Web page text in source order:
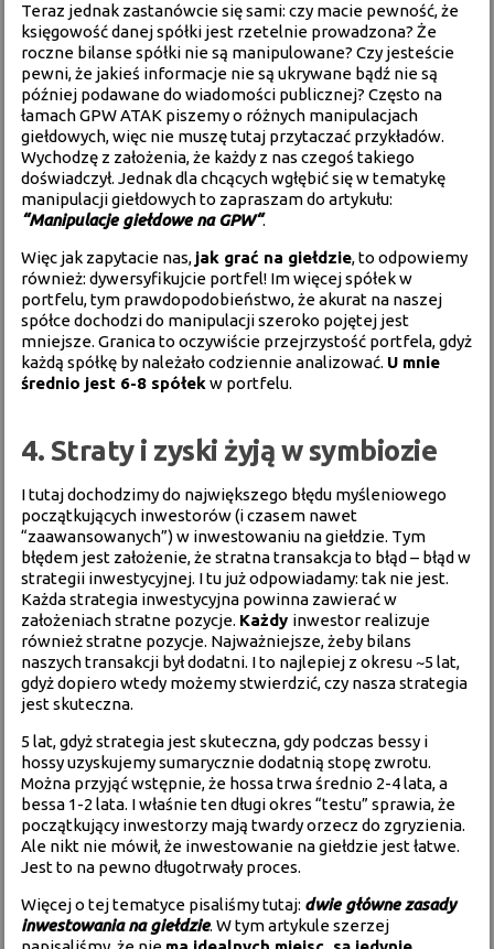
Teraz jednak zastanówcie się sami: czy macie pewność, że
księgowość danej spółki jest rzetelnie prowadzona? Że
roczne bilanse spółki nie są manipulowane? Czy jesteście
pewni, że jakieś informacje nie są ukrywane bądź nie są
później podawane do wiadomości publicznej? Często na
łamach GPW ATAK piszemy o różnych manipulacjach
giełdowych, więc nie muszę tutaj przytaczać przykładów.
Wychodzę z założenia, że każdy z nas czegoś takiego
doświadczył. Jednak dla chcących wgłębić się w tematykę
manipulacji giełdowych to zapraszam do artykułu:
“Manipulacje giełdowe na GPW“.
Więc jak zapytacie nas, jak grać na giełdzie, to odpowiemy
również: dywersyfikujcie portfel! Im więcej spółek w
portfelu, tym prawdopodobieństwo, że akurat na naszej
spółce dochodzi do manipulacji szeroko pojętej jest
mniejsze. Granica to oczywiście przejrzystość portfela, gdyż
każdą spółkę by należało codziennie analizować. U mnie
średnio jest 6-8 spółekw portfelu.
4. Straty i zyski żyją w symbiozie
I tutaj dochodzimy do największego błędu myśleniowego
początkujących inwestorów (i czasem nawet
“zaawansowanych”) w inwestowaniu na giełdzie. Tym
błędem jest założenie, że stratna transakcja to błąd – błąd w
strategii inwestycyjnej. I tu już odpowiadamy: tak nie jest.
Każda strategia inwestycyjna powinna zawierać w
założeniach stratne pozycje. Każdy inwestor realizuje
również stratne pozycje. Najważniejsze, żeby bilans
naszych transakcji był dodatni. I to najlepiej z okresu ~5 lat,
gdyż dopiero wtedy możemy stwierdzić, czy nasza strategia
jest skuteczna.
5 lat, gdyż strategia jest skuteczna, gdy podczas bessy i
hossy uzyskujemy sumarycznie dodatnią stopę zwrotu.
Można przyjąć wstępnie, że hossa trwa średnio 2-4 lata, a
bessa 1-2 lata. I właśnie ten długi okres “testu” sprawia, że
początkujący inwestorzy mają twardy orzecz do zgryzienia.
Ale nikt nie mówił, że inwestowanie na giełdzie jest łatwe.
Jest to na pewno długotrwały proces.
Więcej o tej tematyce pisaliśmy tutaj: dwie główne zasady
inwestowania na giełdzie. W tym artykule szerzej